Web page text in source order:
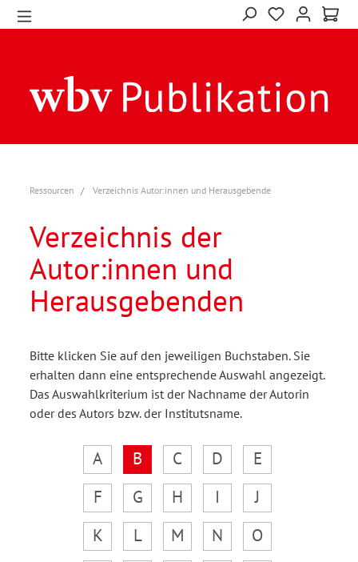
Ressourcen Verzeichnis Autor:innen und Herausgebende
Verzeichnis der
Autor:innen und
Herausgebenden
Bitte klicken Sie auf den jeweiligen Buchstaben. Sie
erhalten dann eine entsprechende Auswahl angezeigt.
Das Auswahlkriterium ist der Nachname der Autorin
oder des Autors bzw. der Institutsname.
A B C D
E
F
G H I
J
K
L M N
O